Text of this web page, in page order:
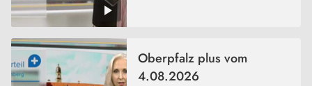
Oberpfalz plus vom
4.08.2026